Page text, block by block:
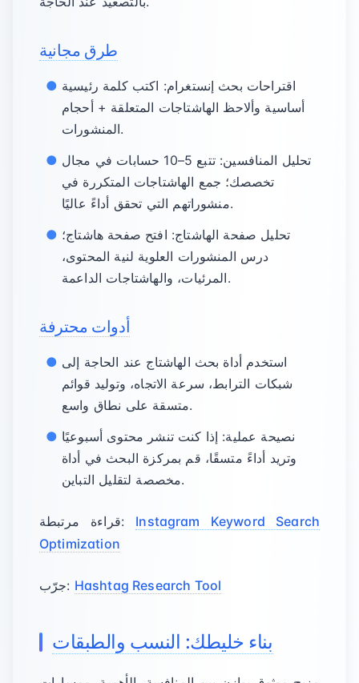
طرق مجانية
اقتراحات بحث إنستغرام: اكتب كلمة رئيسية
أساسية وألاحظ الهاشتاجات المتعلقة + أحجام
المنشورات.
تحليل المنافسين: تتبع 5–10 حسابات في مجال
تخصصك؛ جمع الهاشتاجات المتكررة في
منشوراتهم التي تحقق أداءً عاليًا.
تحليل صفحة الهاشتاج: افتح صفحة هاشتاج؛
درس المنشورات العلوية لنية المحتوى،
المرئيات، والهاشتاجات الداعمة.
أدوات محترفة
استخدم أداة بحث الهاشتاج عند الحاجة إلى
شبكات الترابط، سرعة الاتجاه، وتوليد قوائم
متسقة على نطاق واسع.
نصيحة عملية: إذا كنت تنشر محتوى أسبوعيًا
وتريد أداءً متسقًا، قم بمركزة البحث في أداة
مخصصة لتقليل التباين.
قراءة مرتبطة: Instagram Keyword Search
Optimization
جرّب: Hashtag Research Tool
بناء خليطك: النسب والطبقات